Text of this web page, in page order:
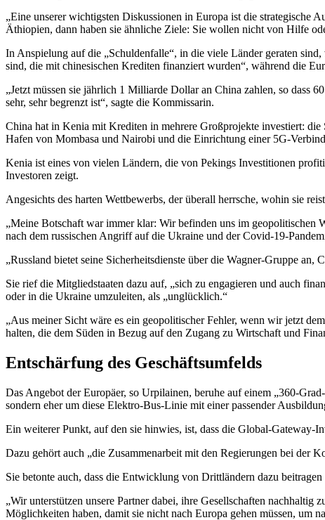
„Eine unserer wichtigsten Diskussionen in Europa ist die strategische
Äthiopien, dann haben sie ähnliche Ziele: Sie wollen nicht von Hilfe
In Anspielung auf die „Schuldenfalle“, in die viele Länder geraten
sind, die mit chinesischen Krediten finanziert wurden“, während die
„Jetzt müssen sie jährlich 1 Milliarde Dollar an China zahlen, so dass
sehr, sehr begrenzt ist“, sagte die Kommissarin.
China hat in Kenia mit Krediten in mehrere Großprojekte investiert:
Hafen von Mombasa und Nairobi und die Einrichtung einer 5G-
Kenia ist eines von vielen Ländern, die von Pekings Investitionen
Investoren zeigt.
Angesichts des harten Wettbewerbs, der überall herrsche, wohin sie
„Meine Botschaft war immer klar: Wir befinden uns im geopolitischen
nach dem russischen Angriff auf die Ukraine und der Covid-19-
„Russland bietet seine Sicherheitsdienste über die Wagner-Gruppe
Sie rief die Mitgliedstaaten dazu auf, „sich zu engagieren und auch
oder in die Ukraine umzuleiten, als „unglücklich.“
„Aus meiner Sicht wäre es ein geopolitischer Fehler, wenn wir jetzt
halten, die dem Süden in Bezug auf den Zugang zu Wirtschaft und
Entschärfung des Geschäftsumfelds
Das Angebot der Europäer, so Urpilainen, beruhe auf einem „360-
sondern eher um diese Elektro-Bus-Linie mit einer passender
Ein weiterer Punkt, auf den sie hinwies, ist, dass die Global-
Dazu gehört auch „die Zusammenarbeit mit den Regierungen bei der
Sie betonte auch, dass die Entwicklung von Drittländern dazu
„Wir unterstützen unsere Partner dabei, ihre Gesellschaften
Möglichkeiten haben, damit sie nicht nach Europa gehen müssen, um